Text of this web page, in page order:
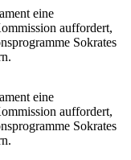
eine
auffordert,
Sokrates
eine
auffordert,
Sokrates